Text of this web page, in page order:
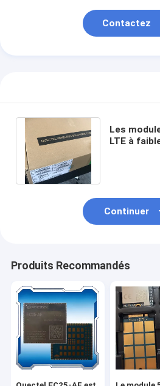
Contactez
Les
LTE à
Continuer
Produits Recommandés